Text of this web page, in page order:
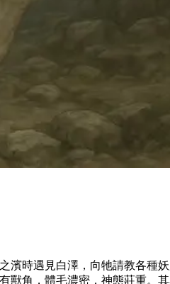
時遇見白澤，向牠請教各種
角，體毛濃密，神態莊重。